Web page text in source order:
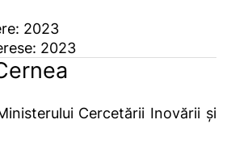
2023
2023
Cercetării Inovării și